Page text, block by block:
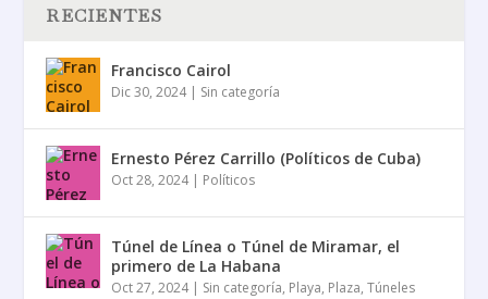
RECIENTES
Francisco Cairol
Dic 30, 2024| Sin categoría
Ernesto Pérez Carrillo (Políticos de Cuba)
Oct 28, 2024| Políticos
Túnel de Línea o Túnel de Miramar, el
primero de La Habana
Oct 27, 2024| Sin categoría, Playa, Plaza,Túneles